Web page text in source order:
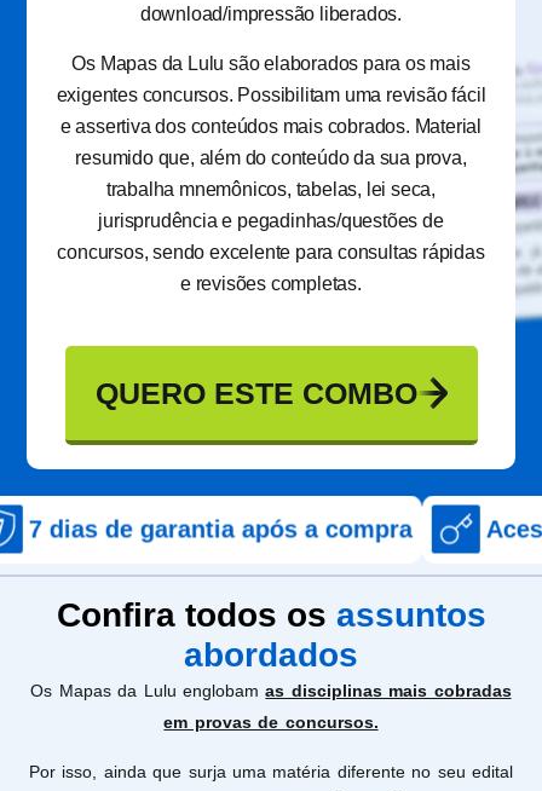
download/impressão liberados.
Os Mapas da Lulu são elaborados para os mais
exigentes concursos. Possibilitam uma revisão fácil
e assertiva dos conteúdos mais cobrados. Material
resumido que, além do conteúdo da sua prova,
trabalha mnemônicos, tabelas, lei seca,
jurisprudência e pegadinhas/questões de
concursos, sendo excelente para consultas rápidas
e revisões completas.
QUERO ESTE COMBO
garantia após a compra Acesso
Confira todos os assuntos
abordados
Os Mapas da Lulu englobamas disciplinas mais cobradas
em provas de concursos.
Por isso, ainda que surja uma matéria diferente no seu edital